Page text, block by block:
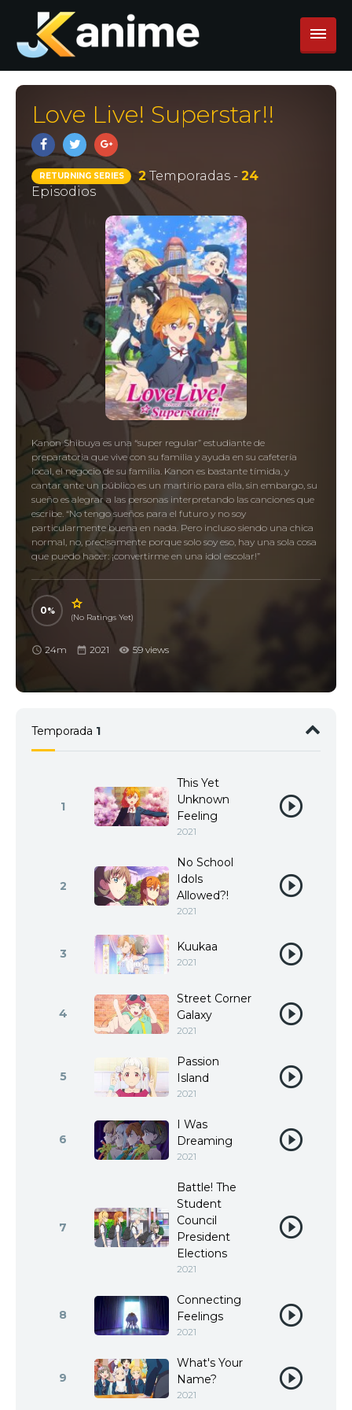
Love Live! Superstar!!
RETURNING SERIES 2Temporadas - 24
Episodios
Kanon Shibuya es una “super regular” estudiante de
preparatoria que vive con su familia y ayuda en su cafetería
local, el negocio de su familia. Kanon es bastante tímida, y
cantar ante un público es un martirio para ella, sin embargo, su
sueño es alegrar a las personas interpretando las canciones que
escribe. “No tengo sueños para el futuro y no soy
particularmente buena en nada. Pero incluso siendo una chica
normal, no, precisamente porque solo soy eso, hay una sola cosa
que puedo hacer: ¡convertirme en una idol escolar!”
0
(No Ratings Yet)
24m 2021 59 views
Temporada 1
1
This Yet
Unknown
Feeling
2021
2
No School
Idols
Allowed?!
2021
3 Kuukaa
2021
4
Street Corner
Galaxy
2021
5
Passion
Island
2021
6
I Was
Dreaming
2021
7
Battle! The
Student
Council
President
Elections
2021
8
Connecting
Feelings
2021
9
What's Your
Name?
2021